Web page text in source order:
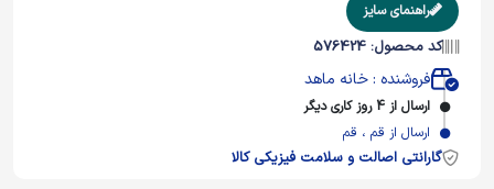
راهنمای سایز
کد محصول: 576424
فروشنده : خانه ماهد
ارسال از 4 روز کاری دیگر
ارسال از قم ، قم
گارانتی اصالت و سلامت فیزیکی کالا